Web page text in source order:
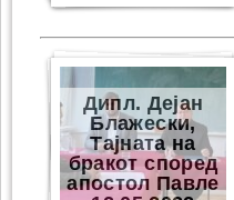
Дипл. Дејан
Блажески,
Тајната на
бракот според
апостол Павле